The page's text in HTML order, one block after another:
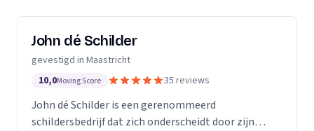
John dé Schilder
gevestigd in Maastricht
10,0Moving Score 35 reviews
John dé Schilder is een gerenommeerd
schildersbedrijf dat zich onderscheidt door zijn